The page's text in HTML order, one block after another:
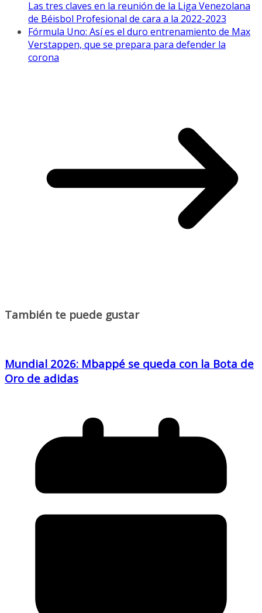
Las tres claves en la reunión de la Liga Venezolana
de Béisbol Profesional de cara a la 2022-2023
Fórmula Uno: Así es el duro entrenamiento de Max
Verstappen, que se prepara para defender la
corona
También te puede gustar
Mundial 2026: Mbappé se queda con la Bota de
Oro de adidas